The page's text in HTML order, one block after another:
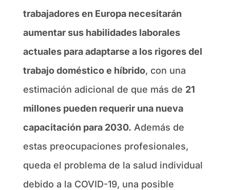
trabajadores en Europa necesitarán
aumentar sus habilidades laborales
actuales para adaptarse a los rigores del
trabajo doméstico e híbrido, con una
estimación adicional de que más de 21
millones pueden requerir una nueva
capacitación para 2030. Además de
estas preocupaciones profesionales,
queda el problema de la salud individual
debido a la COVID-19, una posible